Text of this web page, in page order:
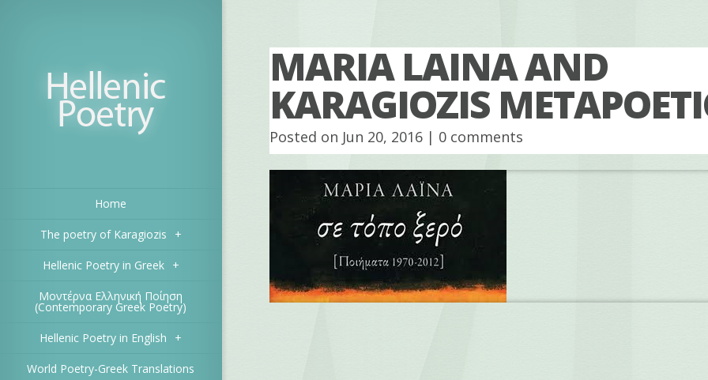
Home
The poetry of Karagiozis +
Hellenic Poetry in Greek +
Μοντέρνα Ελληνική Ποίηση
(Contemporary Greek Poetry)
Hellenic Poetry in English +
World Poetry-Greek Translations
MARIA LAINA AND
KARAGIOZIS
Posted on Jun 20, 2016 | 0 comments